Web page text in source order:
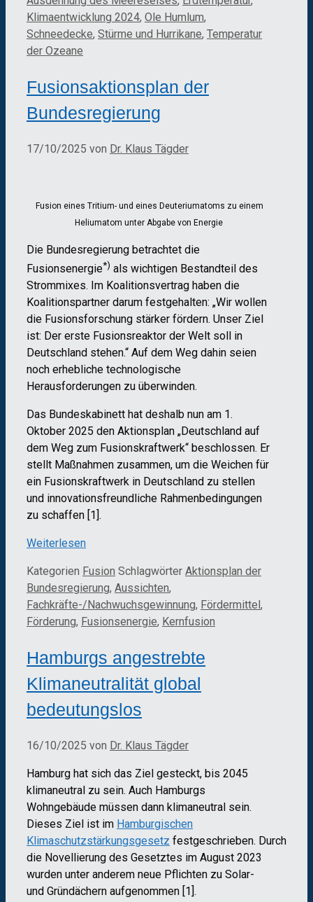
Klimaentwicklung 2024, Ole Humlum,
Schneedecke, Stürme und Hurrikane, Temperatur
der Ozeane
Fusionsaktionsplan der
Bundesregierung
17/10/2025 von Dr. Klaus Tägder
Fusion eines Tritium- und eines Deuteriumatoms zu einem
Heliumatom unter Abgabe von Energie
Die Bundesregierung betrachtet die
Fusionsenergie*) als wichtigen Bestandteil des
Strommixes. Im Koalitionsvertrag haben die
Koalitionspartner darum festgehalten: „Wir wollen
die Fusionsforschung stärker fördern. Unser Ziel
ist: Der erste Fusionsreaktor der Welt soll in
Deutschland stehen.“ Auf dem Weg dahin seien
noch erhebliche technologische
Herausforderungen zu überwinden.
Das Bundeskabinett hat deshalb nun am 1.
Oktober 2025 den Aktionsplan „Deutschland auf
dem Weg zum Fusionskraftwerk“ beschlossen. Er
stellt Maßnahmen zusammen, um die Weichen für
ein Fusionskraftwerk in Deutschland zu stellen
und innovationsfreundliche Rahmenbedingungen
zu schaffen [1].
Weiterlesen
Kategorien Fusion Schlagwörter Aktionsplan der
Bundesregierung, Aussichten,
Fachkräfte-/Nachwuchsgewinnung, Fördermittel,
Förderung, Fusionsenergie, Kernfusion
Hamburgs angestrebte
Klimaneutralität global
bedeutungslos
16/10/2025 von Dr. Klaus Tägder
Hamburg hat sich das Ziel gesteckt, bis 2045
klimaneutral zu sein. Auch Hamburgs
Wohngebäude müssen dann klimaneutral sein.
Dieses Ziel ist im Hamburgischen
Klimaschutzstärkungsgesetz festgeschrieben. Durch
die Novellierung des Gesetztes im August 2023
wurden unter anderem neue Pflichten zu Solar-
und Gründächern aufgenommen [1].